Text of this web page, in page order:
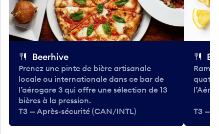
Beerhive
Prenez une pinte de bière artisanale
locale ou internationale dans ce bar de
l’aérogare 3 qui offre une sélection de 13
bières à la pression.
T3 — Après-sécurité (CAN/INTL)
T3 —